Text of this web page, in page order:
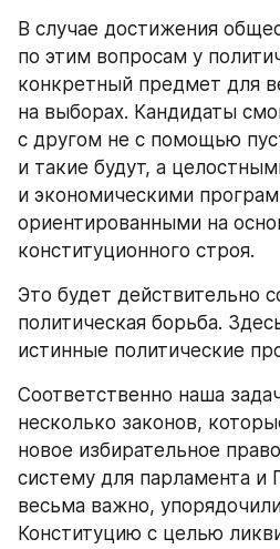
В случае достижения
по этим вопросам у
конкретный предмет для
на выборах. Кандидаты
с другом не с помощью
и такие будут, а
и экономическими
ориентированными на
конституционного строя.
Это будет действительно
политическая борьба.
истинные политические
Соответственно наша
несколько законов,
новое избирательное
систему для парламента и
весьма важно,
Конституцию с целью